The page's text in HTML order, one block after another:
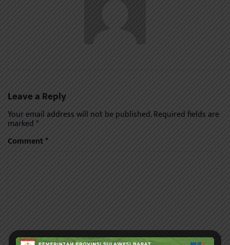
Leave a Reply
Your email address will not be published.Required fields are
marked *
Comment*